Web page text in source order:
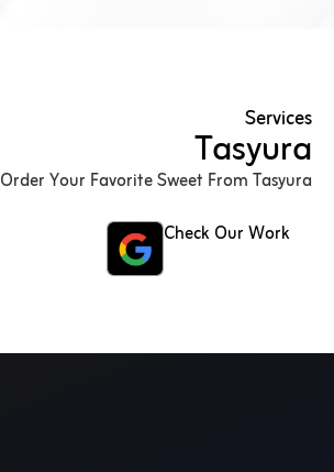
Services
Tasyura
Order Your Favorite Sweet From Tasyura
Check Our Work